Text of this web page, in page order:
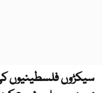
سیکڑوں فلسطینیوں